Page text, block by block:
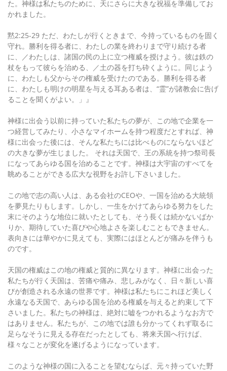
た。神様は私たちのために、天にさらに大きな祝福を準備してお
かれました。
黙2:25-29 ただ、わたしが行くときまで、今持っているものを固く
守れ。勝利を得る者に、わたしの業を終わりまで守り続ける者
に、／わたしは、諸国の民の上に立つ権威を授けよう。彼は鉄の
杖をもって彼らを治める、／土の器を打ち砕くように。同じよう
に、わたしも父からその権威を受けたのである。勝利を得る者
に、わたしも明けの明星を与える耳ある者は、“霊”が諸教会に告げ
ることを聞くがよい。」』
神様に出会う以前に持っていた私たちの夢が、この地で企業を一
つ経営してみたり、小さなマイホームを持つ程度だとすれば、神
様に出会った後には、そんな私たちには比べものにならないほど
の大きな夢が生じました。 それは天国で、王の系統を持つ祭司長
になってあらゆる国を治めることです。神様は大宇宙のすべてを
眺めることができる広大な視野をお許し下さいました。
この地で志の高い人は、ある会社のCEOや、一国を治める大統領
を夢見たりもします。しかし、一生をかけてあらゆる努力をした
末にそのような地位に就いたとしても、そう長くは続かないばか
りか、期待していた喜びや心地よさを楽しむこともできません。
表向きには華やかに見えても、実際にはほとんどが痛みを伴うも
のです。
天国の権威はこの地の権威と質的に異なります。神様に出会った
私たちが行く天国は、苦痛や痛み、悲しみがなく、日々新しい喜
びが創造される永遠の世界です。神様は私たちにこれほど美しく
永遠なる天国で、あらゆる国を治める権威を与えると約束して下
さいました。私たちの神様は、絶対に嘘をつかれるようなお方で
はありません。私たちが、この地では誰も分かってくれず取るに
足らなそうに見える存在だったとしても、将来天国へ行けば、
様々なことが変化を遂げるようになっています。
このような神様の国に入ることを望むならば、元々持っていた野